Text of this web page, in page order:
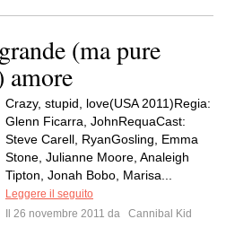
(ma pure
amore
Crazy, stupid, love(USA 2011)Regia:
Glenn Ficarra, JohnRequaCast:
Steve Carell, RyanGosling, Emma
Stone, Julianne Moore, Analeigh
Tipton, Jonah Bobo, Marisa...
Leggere il seguito
Il 26 novembre 2011 da
Cannibal Kid